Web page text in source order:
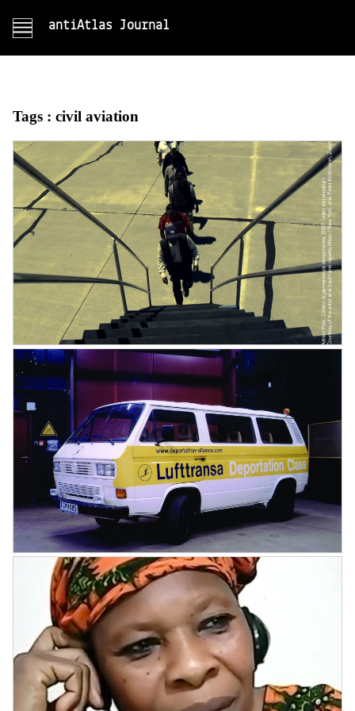
antiAtlas Journal
Tags : civil aviation